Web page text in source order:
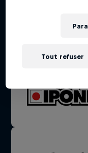
Tout refuser